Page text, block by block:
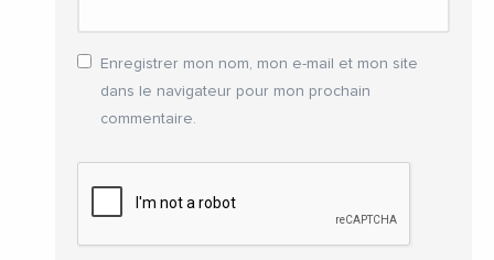
Enregistrer mon nom, mon e-mail et mon site
dans le navigateur pour mon prochain
commentaire.